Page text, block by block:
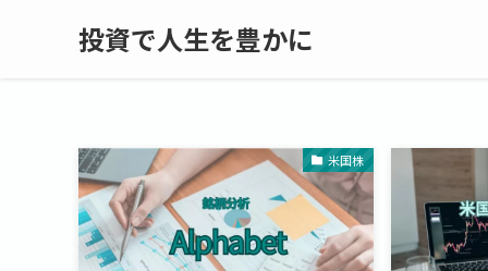
投資で人生を豊かに
米国株